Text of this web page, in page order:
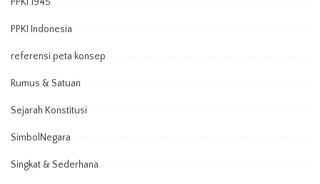
PPKI Indonesia
referensi peta konsep
Rumus & Satuan
Sejarah Konstitusi
SimbolNegara
Singkat & Sederhana